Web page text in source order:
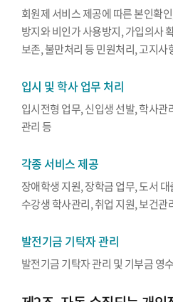
회원제 서비스 제공에 따른 본인확
방지와 비인가 사용방지, 가입의사
보존, 불만처리 등 민원처리, 고지사
입시 및 학사 업무 처리
입시전형 업무, 신입생 선발, 학사
관리 등
각종 서비스 제공
장애학생 지원, 장학금 업무, 도서
수강생 학사관리, 취업 지원, 보건관
발전기금 기탁자 관리
발전기금 기탁자 관리 및 기부금 영